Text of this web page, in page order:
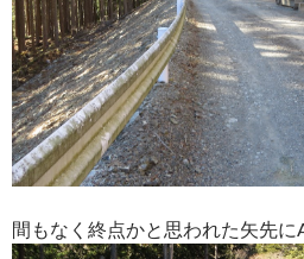
間もなく終点かと思われた矢先に